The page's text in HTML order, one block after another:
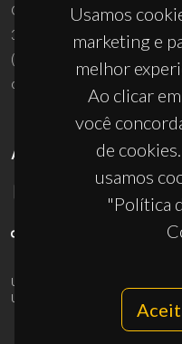
Usamos
marketing e
melhor
Ao clicar
você
de
usamos
"Política
Campus Universitário de
3810-193 Aveiro - Portugal
(+351) 234 370 200
ciceco@ua.pt
APOIOS
UID/PRR/50011/2025
UID/PRR2/50011/2025